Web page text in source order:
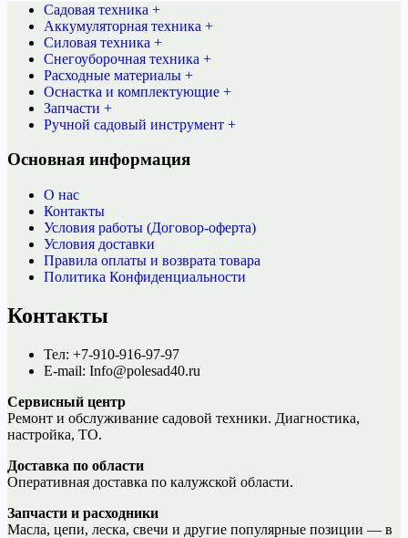
Садовая техника +
Аккумуляторная техника +
Силовая техника +
Снегоуборочная техника +
Расходные материалы +
Оснастка и комплектующие +
Запчасти +
Ручной садовый инструмент +
Основная информация
О нас
Контакты
Условия работы (Договор-оферта)
Условия доставки
Правила оплаты и возврата товара
Политика Конфиденциальности
Контакты
Тел: +7-910-916-97-97
E-mail: Info@polesad40.ru
Сервисный центр
Ремонт и обслуживание садовой техники. Диагностика,
настройка, ТО.
Доставка по области
Оперативная доставка по калужской области.
Запчасти и расходники
Масла, цепи, леска, свечи и другие популярные позиции — в